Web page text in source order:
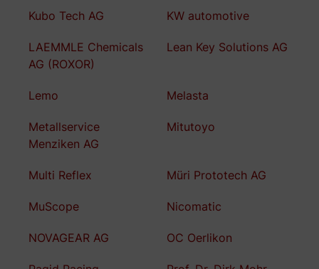
Kubo Tech AG KW automotive
LAEMMLE Chemicals
AG (ROXOR)
Lean Key Solutions AG
Lemo Melasta
Metallservice
Menziken AG
Mitutoyo
Multi Reflex Müri Prototech AG
MuScope Nicomatic
NOVAGEAR AG OC Oerlikon